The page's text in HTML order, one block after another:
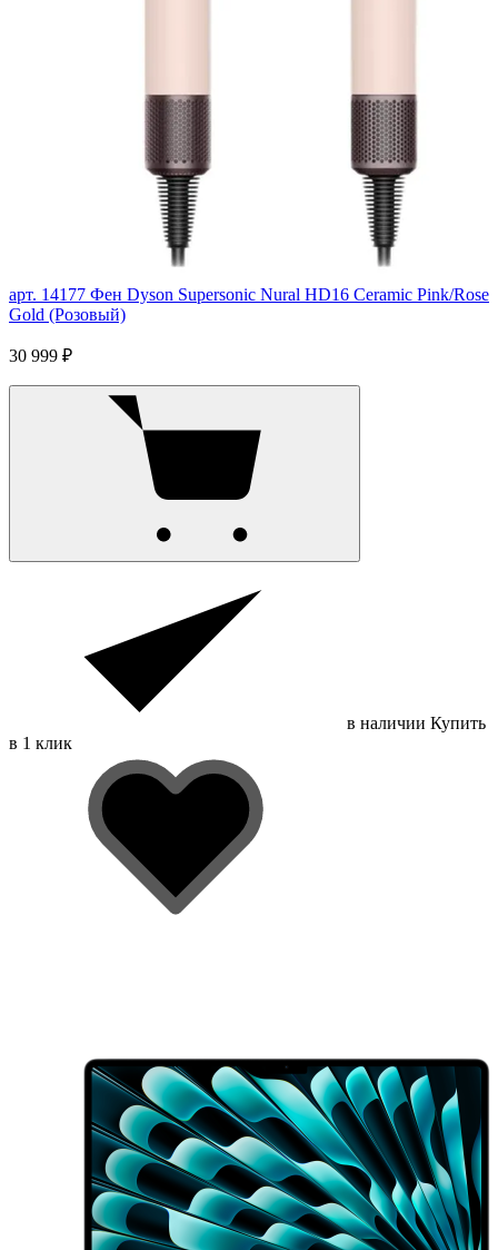
арт. 14177 Фен Dyson Supersonic Nural HD16 Ceramic Pink/Rose
Gold (Розовый)
30 999 ₽
в наличии Купить
в 1 клик